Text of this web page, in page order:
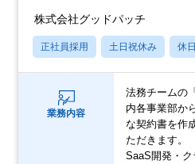
株式会社グッドパッチ
正社員採用 土日祝休み 休
業務内容
法務チームの
内各事業部か
な契約書を作
ただきます。
SaaS開発・